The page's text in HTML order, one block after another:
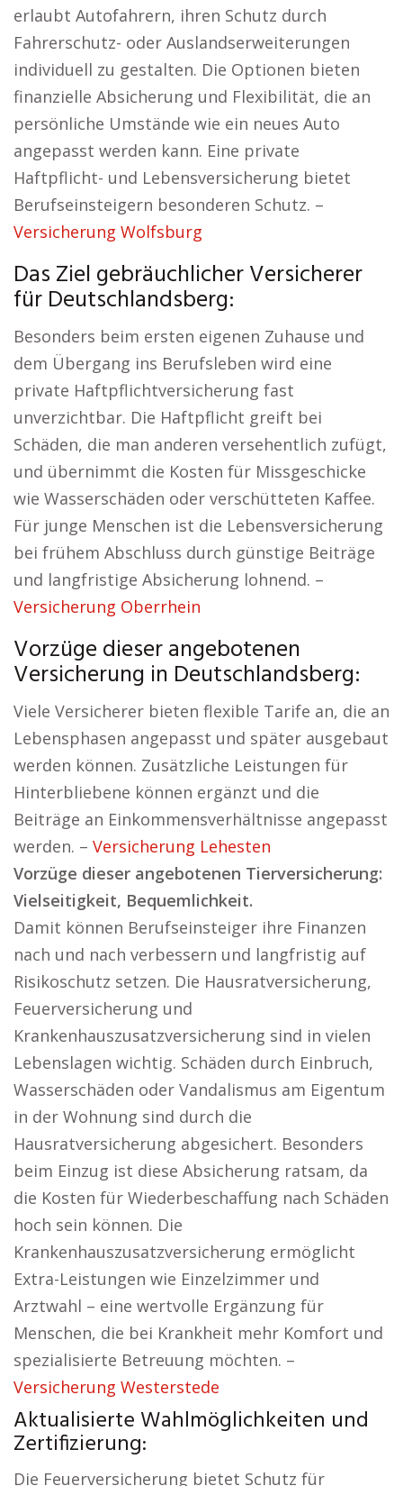
erlaubt Autofahrern, ihren Schutz durch
Fahrerschutz- oder Auslandserweiterungen
individuell zu gestalten. Die Optionen bieten
finanzielle Absicherung und Flexibilität, die an
persönliche Umstände wie ein neues Auto
angepasst werden kann. Eine private
Haftpflicht- und Lebensversicherung bietet
Berufseinsteigern besonderen Schutz. –
Versicherung Wolfsburg
Das Ziel gebräuchlicher Versicherer
für Deutschlandsberg:
Besonders beim ersten eigenen Zuhause und
dem Übergang ins Berufsleben wird eine
private Haftpflichtversicherung fast
unverzichtbar. Die Haftpflicht greift bei
Schäden, die man anderen versehentlich zufügt,
und übernimmt die Kosten für Missgeschicke
wie Wasserschäden oder verschütteten Kaffee.
Für junge Menschen ist die Lebensversicherung
bei frühem Abschluss durch günstige Beiträge
und langfristige Absicherung lohnend. –
Versicherung Oberrhein
Vorzüge dieser angebotenen
Versicherung in Deutschlandsberg:
Viele Versicherer bieten flexible Tarife an, die an
Lebensphasen angepasst und später ausgebaut
werden können. Zusätzliche Leistungen für
Hinterbliebene können ergänzt und die
Beiträge an Einkommensverhältnisse angepasst
werden. – Versicherung Lehesten
Vorzüge dieser angebotenen Tierversicherung:
Vielseitigkeit, Bequemlichkeit.
Damit können Berufseinsteiger ihre Finanzen
nach und nach verbessern und langfristig auf
Risikoschutz setzen. Die Hausratversicherung,
Feuerversicherung und
Krankenhauszusatzversicherung sind in vielen
Lebenslagen wichtig. Schäden durch Einbruch,
Wasserschäden oder Vandalismus am Eigentum
in der Wohnung sind durch die
Hausratversicherung abgesichert. Besonders
beim Einzug ist diese Absicherung ratsam, da
die Kosten für Wiederbeschaffung nach Schäden
hoch sein können. Die
Krankenhauszusatzversicherung ermöglicht
Extra-Leistungen wie Einzelzimmer und
Arztwahl – eine wertvolle Ergänzung für
Menschen, die bei Krankheit mehr Komfort und
spezialisierte Betreuung möchten. –
Versicherung Westerstede
Aktualisierte Wahlmöglichkeiten und
Zertifizierung:
Die Feuerversicherung bietet Schutz für